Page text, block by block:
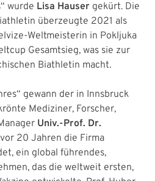
wurde Lisa Hauser gekürt. Die
überzeugte 2021 als
Weltmeisterin in Pokljuka
Gesamtsieg, was sie zur
Biathletin macht.
gewann der in Innsbruck
Mediziner, Forscher,
Univ.-Prof. Dr.
20 Jahren die Firma
ein global führendes,
das die weltweit ersten,